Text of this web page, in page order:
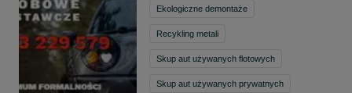
GOTÓWKA! 24H
Ekologiczne demontaże
Recykling metali
Skup aut używanych flotowych
Skup aut używanych prywatnych